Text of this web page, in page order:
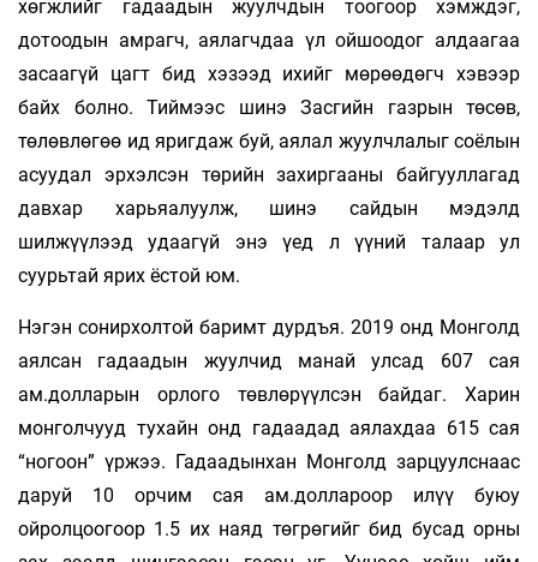
хөгжлийг гадаадын жуулчдын тоогоор хэмждэг,
дотоодын амрагч, аялагчдаа үл ойшоодог алдаагаа
засаагүй цагт бид хэзээд ихийг мөрөөдөгч хэвээр
байх болно. Тиймээс шинэ Засгийн газрын төсөв,
төлөвлөгөө ид яригдаж буй, аялал жуулчлалыг соёлын
асуудал эрхэлсэн төрийн захиргааны байгууллагад
давхар харьяалуулж, шинэ сайдын мэдэлд
шилжүүлээд удаагүй энэ үед л үүний талаар ул
суурьтай ярих ёстой юм.
Нэгэн сонирхолтой баримт дурдъя. 2019 онд Монголд
аялсан гадаадын жуулчид манай улсад 607 сая
ам.долларын орлого төвлөрүүлсэн байдаг. Харин
монголчууд тухайн онд гадаадад аялахдаа 615 сая
“ногоон” үржээ. Гадаадынхан Монголд зарцуулснаас
даруй 10 орчим сая ам.доллароор илүү буюу
ойролцоогоор 1.5 их наяд төгрөгийг бид бусад орны